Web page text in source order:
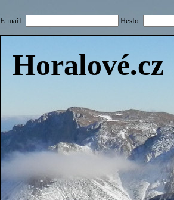
E-mail: Heslo:
Horalové.cz